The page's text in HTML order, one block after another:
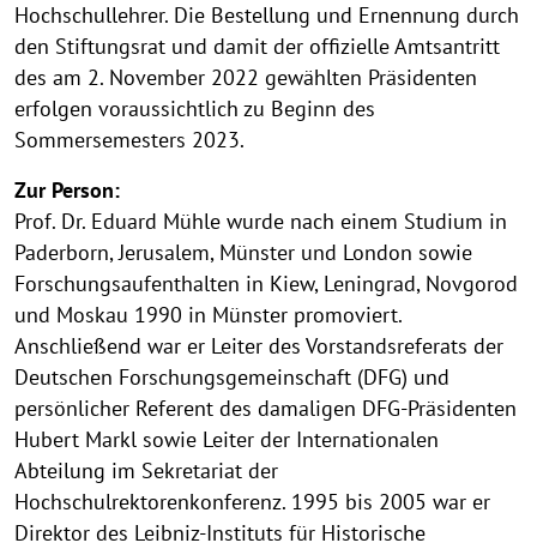
Hochschullehrer. Die Bestellung und Ernennung durch
den Stiftungsrat und damit der offizielle Amtsantritt
des am 2. November 2022 gewählten Präsidenten
erfolgen voraussichtlich zu Beginn des
Sommersemesters 2023.
Zur Person:
Prof. Dr. Eduard Mühle wurde nach einem Studium in
Paderborn, Jerusalem, Münster und London sowie
Forschungsaufenthalten in Kiew, Leningrad, Novgorod
und Moskau 1990 in Münster promoviert.
Anschließend war er Leiter des Vorstandsreferats der
Deutschen Forschungsgemeinschaft (DFG) und
persönlicher Referent des damaligen DFG-Präsidenten
Hubert Markl sowie Leiter der Internationalen
Abteilung im Sekretariat der
Hochschulrektorenkonferenz. 1995 bis 2005 war er
Direktor des Leibniz-Instituts für Historische